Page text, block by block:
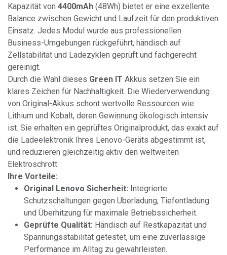
Kapazität von 4400mAh (48Wh) bietet er eine exzellente
Balance zwischen Gewicht und Laufzeit für den produktiven
Einsatz. Jedes Modul wurde aus professionellen
Business-Umgebungen rückgeführt, händisch auf
Zellstabilität und Ladezyklen geprüft und fachgerecht
gereinigt.
Durch die Wahl dieses Green IT Akkus setzen Sie ein
klares Zeichen für Nachhaltigkeit. Die Wiederverwendung
von Original-Akkus schont wertvolle Ressourcen wie
Lithium und Kobalt, deren Gewinnung ökologisch intensiv
ist. Sie erhalten ein geprüftes Originalprodukt, das exakt auf
die Ladeelektronik Ihres Lenovo-Geräts abgestimmt ist,
und reduzieren gleichzeitig aktiv den weltweiten
Elektroschrott.
Ihre Vorteile:
Original Lenovo Sicherheit: Integrierte
Schutzschaltungen gegen Überladung, Tiefentladung
und Überhitzung für maximale Betriebssicherheit.
Geprüfte Qualität: Händisch auf Restkapazität und
Spannungsstabilität getestet, um eine zuverlässige
Performance im Alltag zu gewährleisten.